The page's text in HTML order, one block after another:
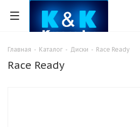
Главная - Каталог - Диски - Race Ready
Race Ready